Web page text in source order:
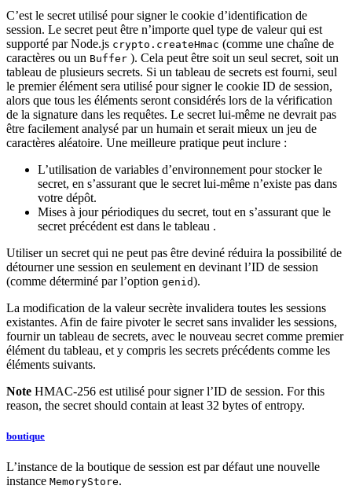
C’est le secret utilisé pour signer le cookie d’identification de
session. Le secret peut être n’importe quel type de valeur qui est
supporté par Node.js crypto.createHmac (comme une chaîne de
caractères ou un Buffer ). Cela peut être soit un seul secret, soit un
tableau de plusieurs secrets. Si un tableau de secrets est fourni, seul
le premier élément sera utilisé pour signer le cookie ID de session,
alors que tous les éléments seront considérés lors de la vérification
de la signature dans les requêtes. Le secret lui-même ne devrait pas
être facilement analysé par un humain et serait mieux un jeu de
caractères aléatoire. Une meilleure pratique peut inclure :
L’utilisation de variables d’environnement pour stocker le
secret, en s’assurant que le secret lui-même n’existe pas dans
votre dépôt.
Mises à jour périodiques du secret, tout en s’assurant que le
secret précédent est dans le tableau .
Utiliser un secret qui ne peut pas être deviné réduira la possibilité de
détourner une session en seulement en devinant l’ID de session
(comme déterminé par l’option genid).
La modification de la valeur secrète invalidera toutes les sessions
existantes. Afin de faire pivoter le secret sans invalider les sessions,
fournir un tableau de secrets, avec le nouveau secret comme premier
élément du tableau, et y compris les secrets précédents comme les
éléments suivants.
Note HMAC-256 est utilisé pour signer l’ID de session. For this
reason, the secret should contain at least 32 bytes of entropy.
boutique
L’instance de la boutique de session est par défaut une nouvelle
instance MemoryStore.